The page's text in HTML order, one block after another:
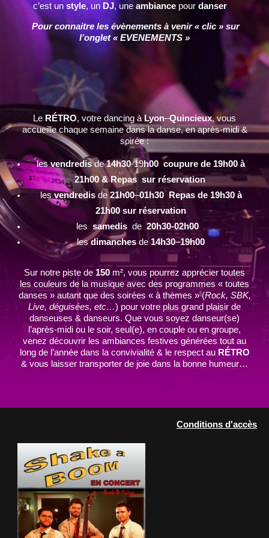
c’est unstyle, un DJ, une ambiancepour danser
Pour connaitre les évènements à venir « clic » sur
l’onglet « EVENEMENTS »
Le RÉTRO, votre dancing àLyon–Quincieux, vous
accueille chaque semaine dans la danse, en après-midi &
soirée :
lesvendredisde14h30-19h00 coupure de 19h00 à
21h00 & Repas sur réservation
lesvendredisde21h00–01h30 Repas de 19h30 à
21h00 sur réservation
les samedis de20h30-02h00
lesdimanches de 14h30–19h00
Sur notre piste de 150 m², vous pourrez apprécier toutes
les couleurs de la musique avec des programmes « toutes
danses » autant que des soirées « à thèmes » (Rock, SBK,
Live, déguisées, etc…) pour votre plus grand plaisir de
danseuses & danseurs. Que vous soyez danseur(se)
l’après-midi ou le soir, seul(e), en couple ou en groupe,
venez découvrir les ambiances festives générées tout au
long de l’année dans la convivialité & le respect au RÉTRO
& vous laisser transporter de joie dans la bonne humeur…
Conditions d'accès